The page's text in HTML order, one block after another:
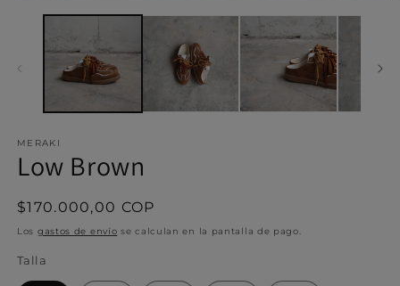
elemento
una
ventana
MERAKI
Low Brown
Precio
habitual
$170.000,00 COP
Los gastos de envío se calculan en la pantalla de pago.
Talla